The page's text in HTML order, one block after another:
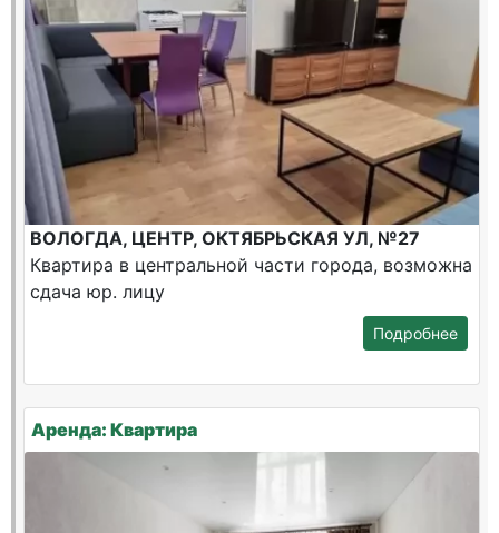
ВОЛОГДА, ЦЕНТР, ОКТЯБРЬСКАЯ УЛ, №27
Квартира в центральной части города, возможна
сдача юр. лицу
Подробнее
Аренда: Квартира